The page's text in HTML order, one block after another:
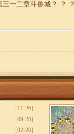
一二章斗兽城？ ？
[11-26]
[09-28]
[02-20]